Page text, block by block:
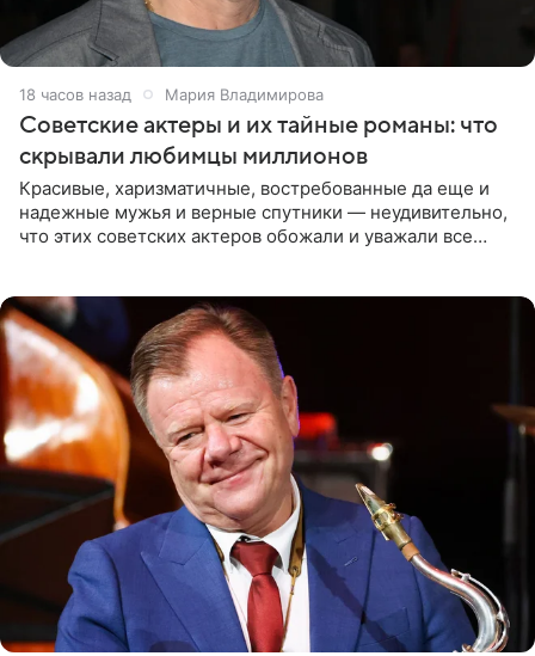
18 часов назад Мария Владимирова
Советские актеры и их тайные романы: что
скрывали любимцы миллионов
Красивые, харизматичные, востребованные да еще и
надежные мужья и верные спутники — неудивительно,
что этих советских актеров обожали и уважали все